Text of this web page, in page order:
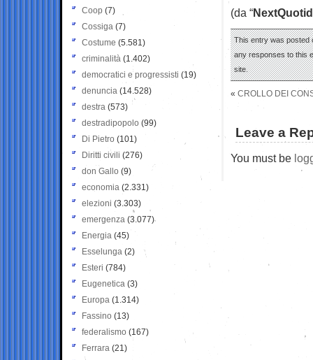
(da “
This entry was posted
any responses to this
site.
« CROLLO DEI
Leave a
You must be
Coop (7)
Cossiga (7)
Costume (5.581)
criminalità (1.402)
democratici e progressisti (19)
denuncia (14.528)
destra (573)
destradipopolo (99)
Di Pietro (101)
Diritti civili (276)
don Gallo (9)
economia (2.331)
elezioni (3.303)
emergenza (3.077)
Energia (45)
Esselunga (2)
Esteri (784)
Eugenetica (3)
Europa (1.314)
Fassino (13)
federalismo (167)
Ferrara (21)